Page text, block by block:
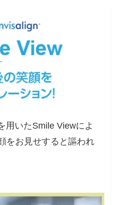
用いたSmile Viewによ
をお見せすると謳われ